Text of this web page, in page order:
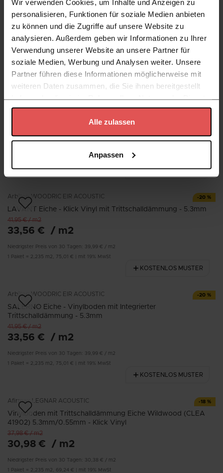
Wir verwenden Cookies, um Inhalte und Anzeigen zu
personalisieren, Funktionen für soziale Medien anbieten
zu können und die Zugriffe auf unsere Website zu
analysieren. Außerdem geben wir Informationen zu Ihrer
Verwendung unserer Website an unsere Partner für
soziale Medien, Werbung und Analysen weiter. Unsere
Partner führen diese Informationen möglicherweise mit
weiteren Daten zusammen, die Sie ihnen bereitgestellt
haben oder die sie im Rahmen Ihrer Nutzung der Dienste
gesammelt haben.
Datenschutzerklärung
Alle zulassen
Anpassen
WOODRIC EIR ACOUSTIC
HIGHLANDS Eiche - Klick Vinyl mit Trittschalldämmung -
5.3mm
41,95 €/m2
22,90 € /m2
Niedrigster Preis von 30 Tagen: 41,95 €
Paket = 2,235 m2 ,51,18 €| mit 19% MwSt
KOSTENLOS MUSTER
41,95 € /m2
mit 19% MwSt
- 20 %
KOSTENLOS MUSTER
Arbiton WOODRIC EIR ACOUSTIC
LAVANT Eiche - Klick Vinyl mit Trittschalldämmung - 5.3mm
41,95 €/m2
33,56 € / m2
Niedrigster Preis von 30 Tagen: 39,99 € / m2
Paket = 2,235 m2 75,01 € mit 19% MwSt
- 20 %
KOSTENLOS MUSTER
Arbiton WOODRIC EIR ACOUSTIC
SALERNO Eiche - Vinylboden mit Integrierter
Trittschalldämmung - 5.3mm
41,95 €/m2
33,56 € / m2
Niedrigster Preis von 30 Tagen: 39,99 € / m2
Paket = 2,235 m2 75,01 € mit 19% MwSt
-18 %
KOSTENLOS MUSTER
Afirmax LEGNAR ACOUSTIC
Vinylboden mit Trittschalldämmung Eiche Wildwood (CLEA
41902) 5.3mm/0.55mm - Klick Vinyl
37,98 €/m2
30,98 € / m2
Niedrigster Preis von 30 Tagen: 30,38 € / m2
Paket = 2,235 m2 69,24 € mit 19% MwSt